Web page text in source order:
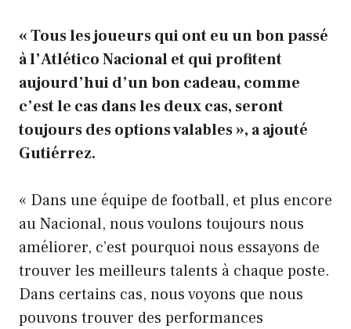
« Tous les joueurs qui ont eu un bon passé
à l’Atlético Nacional et qui profitent
aujourd’hui d’un bon cadeau, comme
c’est le cas dans les deux cas, seront
toujours des options valables », a ajouté
Gutiérrez.
« Dans une équipe de football, et plus encore
au Nacional, nous voulons toujours nous
améliorer, c’est pourquoi nous essayons de
trouver les meilleurs talents à chaque poste.
Dans certains cas, nous voyons que nous
pouvons trouver des performances